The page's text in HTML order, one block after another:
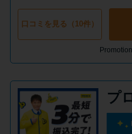
質屋でお
やシス
未成年で
学生が
る？
口コミを見る（10件）
プ